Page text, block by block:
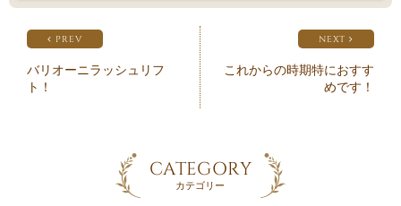
PREV
バリオーニラッシュリフ
ト！
NEXT
これからの時期特におすす
めです！
CATEGORY
カテゴリー